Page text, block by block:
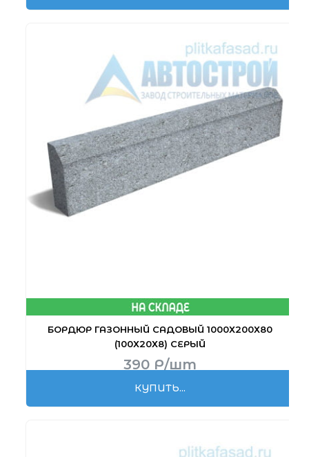
БОРДЮР ГАЗОННЫЙ САДОВЫЙ 1000Х200Х80
(100Х20Х8) СЕРЫЙ
390 Р/шт
КУПИТЬ...